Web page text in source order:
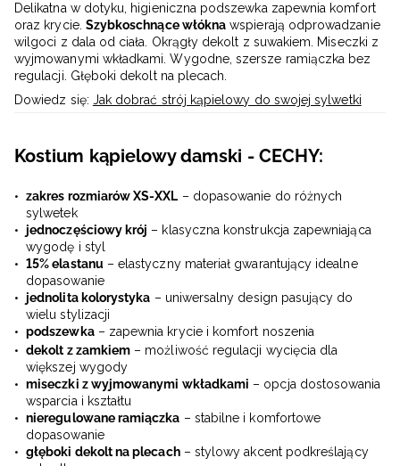
Delikatna w dotyku, higieniczna podszewka zapewnia komfort
oraz krycie. Szybkoschnące włókna wspierają odprowadzanie
wilgoci z dala od ciała. Okrągły dekolt z suwakiem. Miseczki z
wyjmowanymi wkładkami. Wygodne, szersze ramiączka bez
regulacji. Głęboki dekolt na plecach.
Dowiedz się: Jak dobrać strój kąpielowy do swojej sylwetki
Kostium kąpielowy damski - CECHY:
zakres rozmiarów XS-XXL – dopasowanie do różnych
sylwetek
jednoczęściowy krój – klasyczna konstrukcja zapewniająca
wygodę i styl
15% elastanu– elastyczny materiał gwarantujący idealne
dopasowanie
jednolita kolorystyka – uniwersalny design pasujący do
wielu stylizacji
podszewka– zapewnia krycie i komfort noszenia
dekolt z zamkiem – możliwość regulacji wycięcia dla
większej wygody
miseczki z wyjmowanymi wkładkami – opcja dostosowania
wsparcia i kształtu
nieregulowane ramiączka – stabilne i komfortowe
dopasowanie
głęboki dekolt na plecach– stylowy akcent podkreślający